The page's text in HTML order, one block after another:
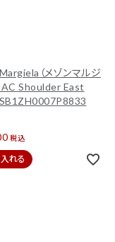
（メゾンマルジ
Shoulder East
税込
れる